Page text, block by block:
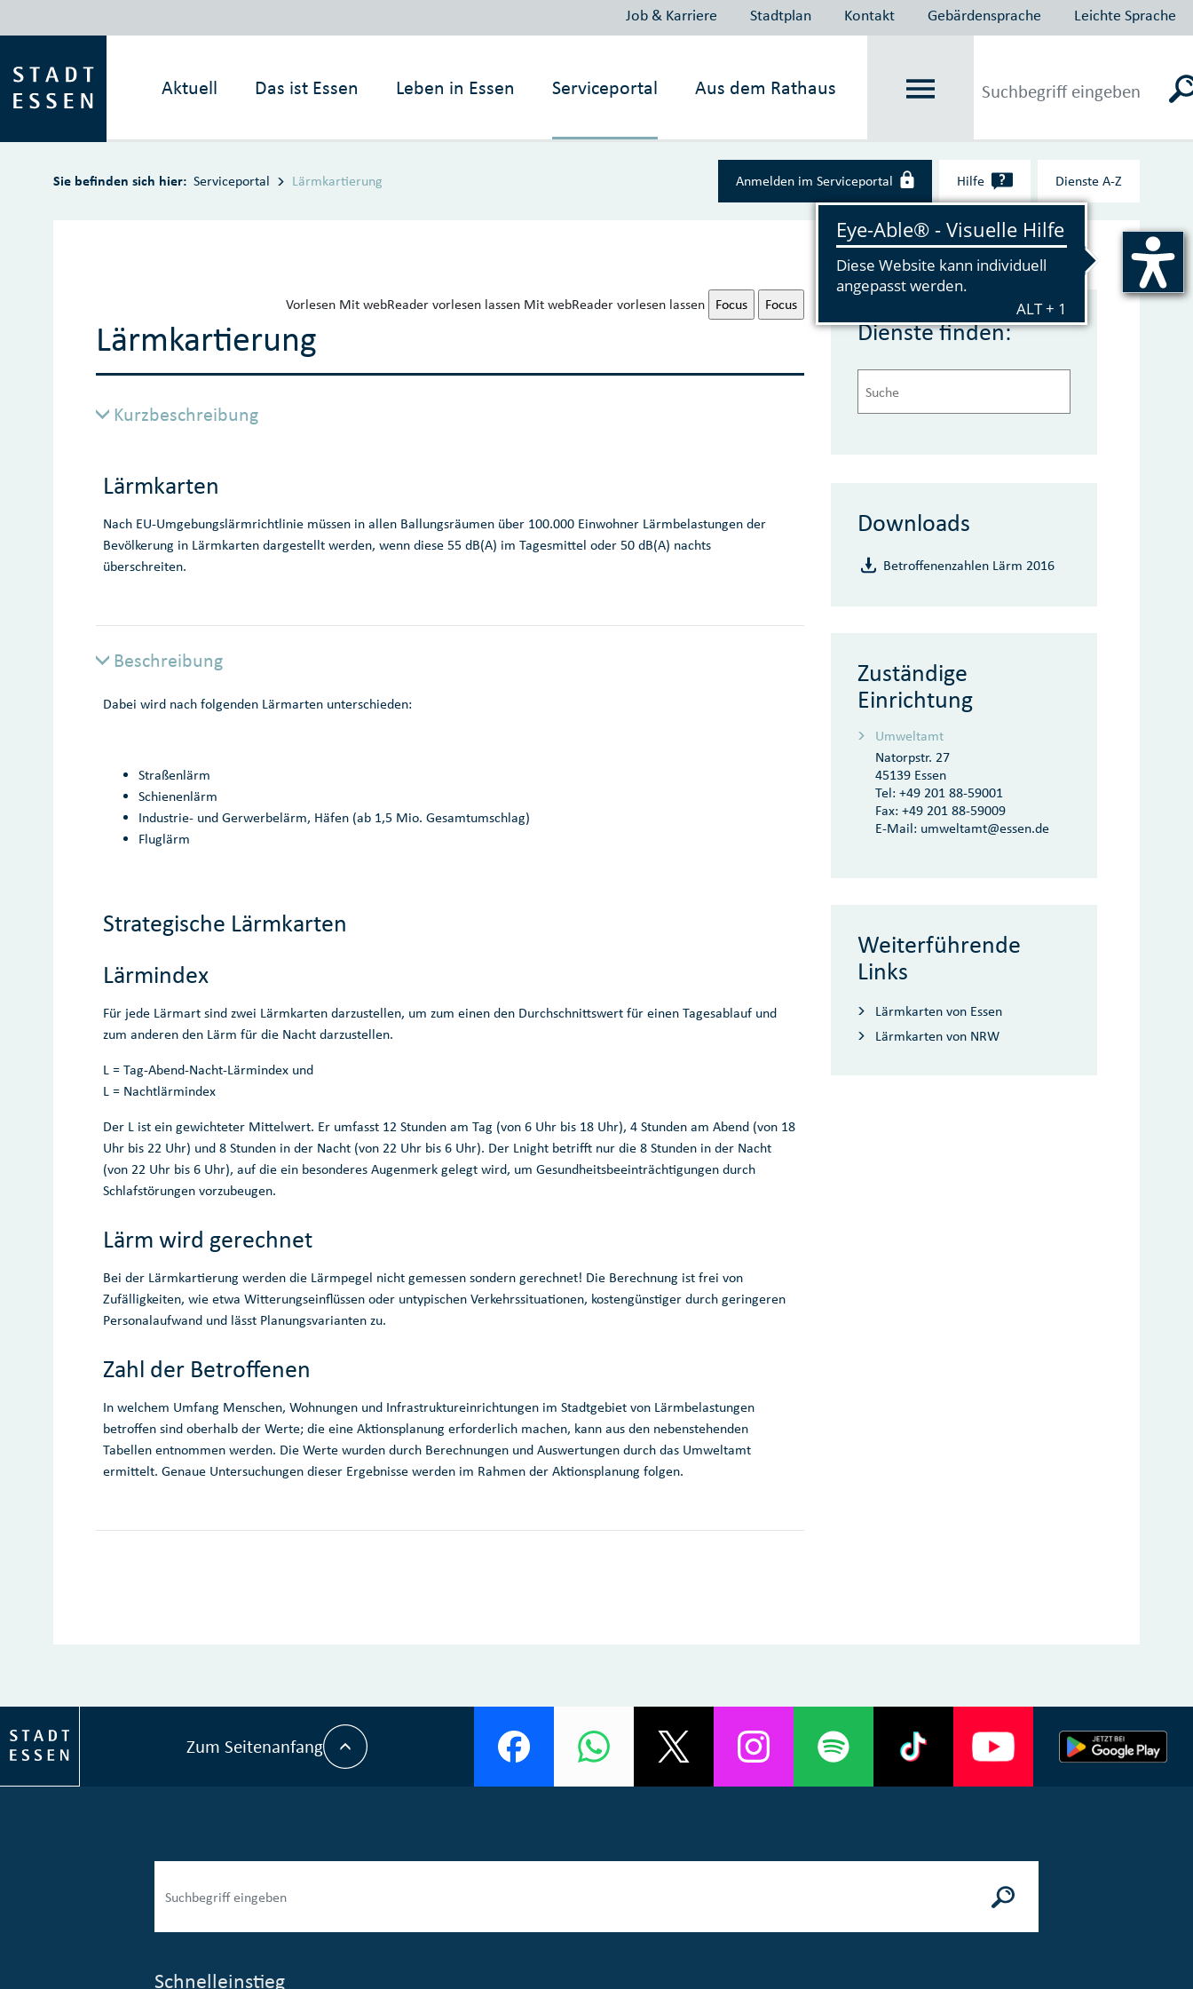
Job & Karriere Stadtplan Kontakt Gebärdensprache Leichte Sprache
Aktuell Das ist Essen Leben in Essen Serviceportal Aus dem Rathaus
Sie befinden sich hier: Serviceportal Lärmkartierung Anmelden im Serviceportal Hilfe ? Dienste A‑Z
Vorlesen Mit webReader vorlesen lassen Mit webReader vorlesen lassen Focus Focus
Lärmkartierung
Kurzbeschreibung
Lärmkarten
Nach EU-Umgebungslärmrichtlinie müssen in allen Ballungsräumen über 100.000 Einwohner Lärmbelastungen der
Bevölkerung in Lärmkarten dargestellt werden, wenn diese 55 dB(A) im Tagesmittel oder 50 dB(A) nachts
überschreiten.
Beschreibung
Dabei wird nach folgenden Lärmarten unterschieden:
Straßenlärm
Schienenlärm
Industrie- und Gerwerbelärm, Häfen (ab 1,5 Mio. Gesamtumschlag)
Fluglärm
Strategische Lärmkarten
Lärmindex
Für jede Lärmart sind zwei Lärmkarten darzustellen, um zum einen den Durchschnittswert für einen Tagesablauf und
zum anderen den Lärm für die Nacht darzustellen.
L = Tag-Abend-Nacht-Lärmindex und
L = Nachtlärmindex
Der L ist ein gewichteter Mittelwert. Er umfasst 12 Stunden am Tag (von 6 Uhr bis 18 Uhr), 4 Stunden am Abend (von 18
Uhr bis 22 Uhr) und 8 Stunden in der Nacht (von 22 Uhr bis 6 Uhr). Der Lnight betrifft nur die 8 Stunden in der Nacht
(von 22 Uhr bis 6 Uhr), auf die ein besonderes Augenmerk gelegt wird, um Gesundheitsbeeinträchtigungen durch
Schlafstörungen vorzubeugen.
Lärm wird gerechnet
Bei der Lärmkartierung werden die Lärmpegel nicht gemessen sondern gerechnet! Die Berechnung ist frei von
Zufälligkeiten, wie etwa Witterungseinflüssen oder untypischen Verkehrssituationen, kostengünstiger durch geringeren
Personalaufwand und lässt Planungsvarianten zu.
Zahl der Betroffenen
In welchem Umfang Menschen, Wohnungen und Infrastruktureinrichtungen im Stadtgebiet von Lärmbelastungen
betroffen sind oberhalb der Werte; die eine Aktionsplanung erforderlich machen, kann aus den nebenstehenden
Tabellen entnommen werden. Die Werte wurden durch Berechnungen und Auswertungen durch das Umweltamt
ermittelt. Genaue Untersuchungen dieser Ergebnisse werden im Rahmen der Aktionsplanung folgen.
Dienste finden:
Downloads
Betroffenenzahlen Lärm 2016
Zuständige
Einrichtung
Umweltamt
Natorpstr. 27
45139 Essen
Tel: +49 201 88-59001
Fax: +49 201 88-59009
E-Mail: umweltamt@essen.de
Weiterführende
Links
Lärmkarten von Essen
Lärmkarten von NRW
Zum Seitenanfang
Schnelleinstieg